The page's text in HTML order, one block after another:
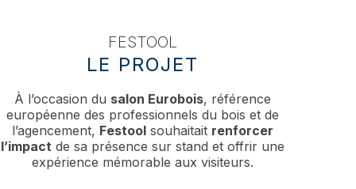
FESTOOL
LE PROJET
À l’occasion du salon Eurobois, référence
européenne des professionnels du bois et de
l’agencement, Festoolsouhaitait renforcer
l’impactde sa présence sur stand et offrir une
expérience mémorable aux visiteurs.